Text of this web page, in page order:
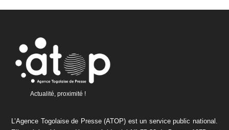
Actualité, proximité !
L’Agence Togolaise de Presse (ATOP) est un service public national.